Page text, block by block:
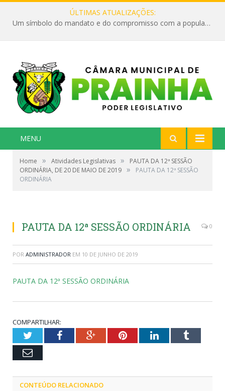
ÚLTIMAS ATUALIZAÇÕES:
Um símbolo do mandato e do compromisso com a população
MENU
Home » Atividades Legislativas »
PAUTA DA 12ª SESSÃO
ORDINÁRIA, DE 20 DE MAIO DE 2019 »
PAUTA DA 12ª SESSÃO
ORDINÁRIA
PAUTA DA 12ª SESSÃO ORDINÁRIA 0
POR ADMINISTRADOR EM 10 DE JUNHO DE 2019
PAUTA DA 12ª SESSÃO ORDINÁRIA
COMPARTILHAR:
TwitterFacebookGoogle+PinterestLinkedInTumblr
Email
CONTEÚDO RELACIONADO